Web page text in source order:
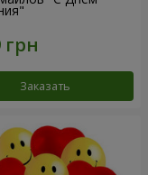
Заказать